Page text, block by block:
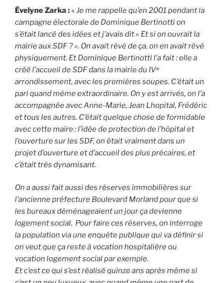
Évelyne Zarka :« Je me rappelle qu’en 2001 pendant la
campagne électorale de Dominique Bertinotti on
s’était lancé des idées et j’avais dit « Et si on ouvrait la
mairie aux SDF ? ». On avait rêvé de ça, on en avait rêvé
physiquement. Et Dominique Bertinotti l’a fait : elle a
créé l’accueil de SDF dans la mairie du IVᵉ
arrondissement, avec les premières soupes. C’était un
pari quand même extraordinaire. On y est arrivés, on l’a
accompagnée avec Anne-Marie, Jean Lhopital, Frédéric
et tous les autres. C’était quelque chose de formidable
avec cette maire : l’idée de protection de l’hôpital et
l’ouverture sur les SDF, on était vraiment dans un
projet d’ouverture et d’accueil des plus précaires, et
c’était très dynamisant.
On a aussi fait aussi des réserves immobilières sur
l’ancienne préfecture Boulevard Morland pour que si
les bureaux déménageaient un jour ça devienne
logement social. Pour faire ces réserves, on interroge
la population via une enquête publique qui va définir si
on veut que ça reste à vocation hospitalière ou
vocation logement social par exemple.
Et c’est ce qui s’est réalisé quinze ans après même si